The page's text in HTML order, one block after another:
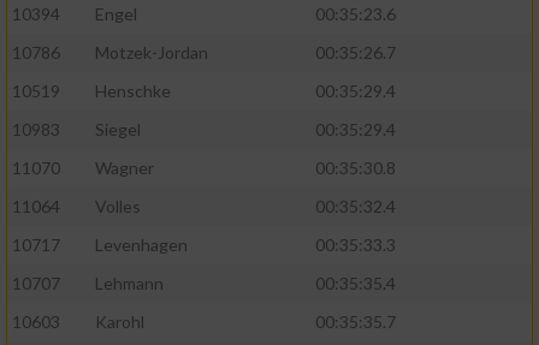
10394
Engel
00:35:23.6
10786
Motzek-Jordan
00:35:26.7
10519
Henschke
00:35:29.4
10983
Siegel
00:35:29.4
11070
Wagner
00:35:30.8
11064
Volles
00:35:32.4
10717
Levenhagen
00:35:33.3
10707
Lehmann
00:35:35.4
10603
Karohl
00:35:35.7